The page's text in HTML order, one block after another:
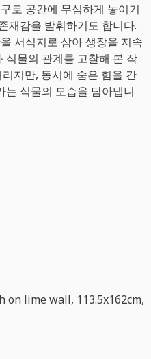
로 공간에 무심하게 놓이기
재감을 발휘하기도 합니다.
서식지로 삼아 생장을 지속
식물의 관계를 고찰해 본 작
지만, 동시에 숨은 힘을 간
는 식물의 모습을 담아냅니
on lime wall, 113.5x162cm,